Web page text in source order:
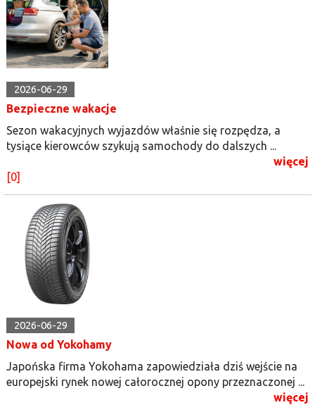
2026-06-29
Bezpieczne wakacje
Sezon wakacyjnych wyjazdów właśnie się rozpędza, a
tysiące kierowców szykują samochody do dalszych ...
więcej
[0]
2026-06-29
Nowa od Yokohamy
Japońska firma Yokohama zapowiedziała dziś wejście na
europejski rynek nowej całorocznej opony przeznaczonej ...
więcej